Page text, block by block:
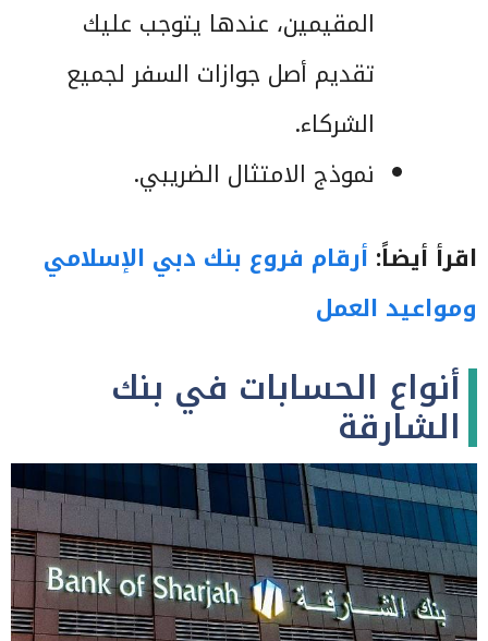
المقيمين، عندها يتوجب عليك
تقديم أصل جوازات السفر لجميع
الشركاء.
نموذج الامتثال الضريبي.
اقرأ أيضاً: أرقام فروع بنك دبي الإسلامي
ومواعيد العمل
أنواع الحسابات في بنك
الشارقة